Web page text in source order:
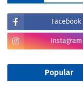
Facebook
Instagram
Popular